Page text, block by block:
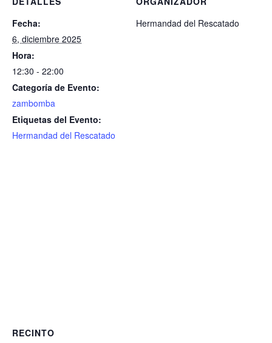
Fecha:
6, diciembre 2025
Hora:
12:30 - 22:00
Categoría de Evento:
zambomba
Etiquetas del Evento:
Hermandad del Rescatado
Hermandad del Rescatado
RECINTO